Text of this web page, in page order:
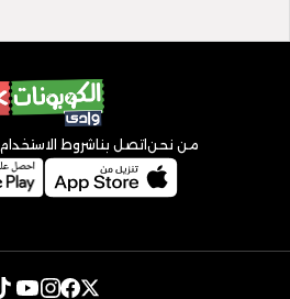
من نحن اتصل بنا شروط الاستخدام